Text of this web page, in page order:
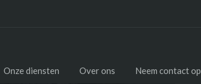
Onze diensten Over ons Neem contact op